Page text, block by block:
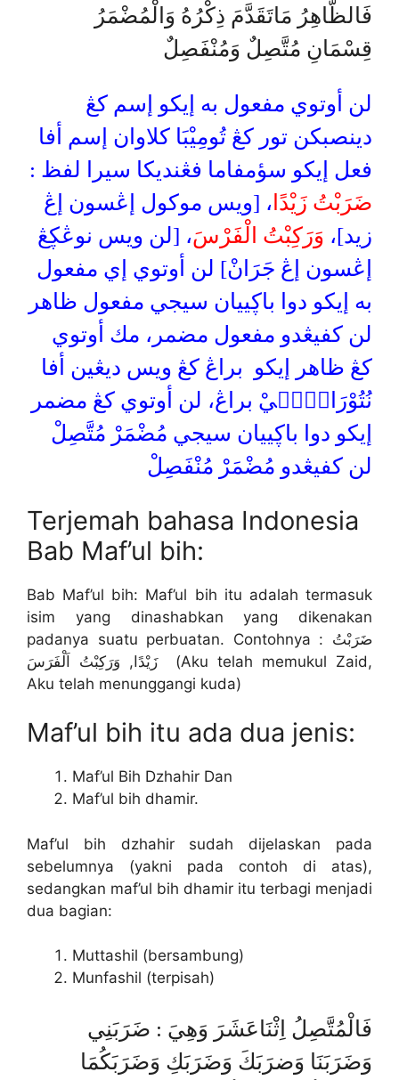
فَالظَّاهِرُ مَاتَقَدَّمَ ذِكْرُهُ وَالْمُضْمَرُ
قِسْمَانِ مُتَّصِلٌ وَمُنْفَصِلٌ
لن أوتوي مفعول به إيكو إسم كڠ
دينصبكن تور كڠ تُومِيْبَا كلاوان إسم أفا
فعل إيكو سؤمفاما فڠنديكا سيرا لفظ :
ضَرَبْتُ زَيْدًا ، [ويس موكول إڠسون إڠ
زيد]، وَرَكِبْتُ الْفَرْسَ، [لن ويس نوڠڮڠ
إڠسون إڠ جَرَانْ] لن أوتوي إي مفعول
به إيكو دوا باڮييان سيجي مفعول ظاهر
لن كفيڠدو مفعول مضمر، مك أوتوي
كڠ ظاهر إيكو براڠ كڠ ويس ديڠين أفا
نُتُوْرَاكۤنۤيْ براڠ، لن أوتوي كڠ مضمر
إيكو دوا باڮييان سيجي مُضْمَرْ مُتَّصِلْ
لن كفيڠدو مُضْمَرْ مُنْفَصِلْ
Terjemah bahasa Indonesia
Bab Maf’ul bih:
Bab Maf’ul bih: Maf’ul bih itu adalah termasuk
isim yang dinashabkan yang dikenakan
padanya suatu perbuatan. Contohnya : ضَرَبْتُ
زَيْدًا, وَرَكِبْتُ اَلْفَرَسَ (Aku telah memukul Zaid,
Aku telah menunggangi kuda)
Maf’ul bih itu ada dua jenis:
Maf’ul Bih Dzhahir Dan
Maf’ul bih dhamir.
Maf’ul bih dzhahir sudah dijelaskan pada
sebelumnya (yakni pada contoh di atas),
sedangkan maf’ul bih dhamir itu terbagi menjadi
dua bagian:
Muttashil (bersambung)
Munfashil (terpisah)
فَالْمُتَّصِلُ اِثْنَاعَشَرَ وَهِيَ : ضَرَبَنِي
وَضَرَبَنَا وَضرَبَكَ وَضَرَبَكِ وَضَرَبَكُمَا